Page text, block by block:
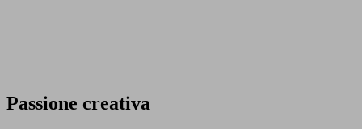
Passione creativa